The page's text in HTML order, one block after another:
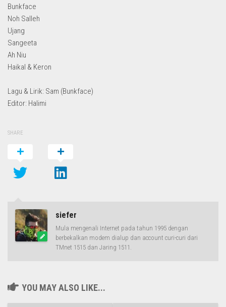
Bunkface
Noh Salleh
Ujang
Sangeeta
Ah Niu
Haikal & Keron
Lagu & Lirik: Sam (Bunkface)
Editor: Halimi
SHARE
siefer
Mula mengenali Internet pada tahun 1995 dengan
berbekalkan modem dialup dan account curi-curi dari
TMnet 1515 dan Jaring 1511.
YOU MAY ALSO LIKE...